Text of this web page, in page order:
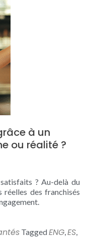
à un
ou réalité ?
? Au-delà du
des franchisés
TaggedENG,ES,